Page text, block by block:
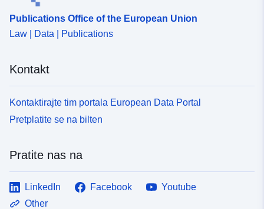
Publications Office of the European Union
Law | Data | Publications
Kontakt
Kontaktirajte tim portala European Data Portal
Pretplatite se na bilten
Pratite nas na
LinkedIn Facebook
Youtube
Other